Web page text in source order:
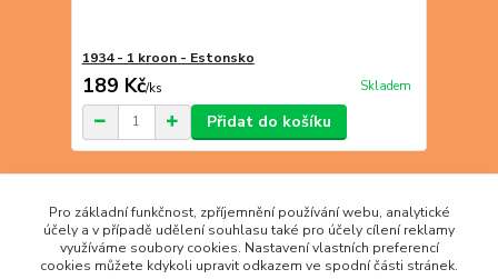
1934 - 1 kroon - Estonsko
189 Kč/ks Skladem
Přidat do košíku
Pro základní funkčnost, zpříjemnění používání webu, analytické
účely a v případě udělení souhlasu také pro účely cílení reklamy
využíváme soubory cookies. Nastavení vlastních preferencí
cookies můžete kdykoli upravit odkazem ve spodní části stránek.